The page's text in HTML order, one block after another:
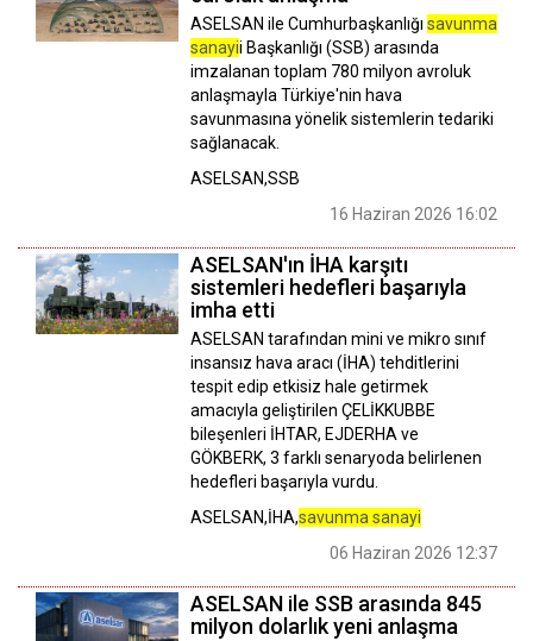
ASELSAN ile Cumhurbaşkanlığı savunma
sanayii Başkanlığı (SSB) arasında
imzalanan toplam 780 milyon avroluk
anlaşmayla Türkiye'nin hava
savunmasına yönelik sistemlerin tedariki
sağlanacak.
ASELSAN,SSB
16 Haziran 2026 16:02
ASELSAN'ın İHA karşıtı
sistemleri hedefleri başarıyla
imha etti
ASELSAN tarafından mini ve mikro sınıf
insansız hava aracı (İHA) tehditlerini
tespit edip etkisiz hale getirmek
amacıyla geliştirilen ÇELİKKUBBE
bileşenleri İHTAR, EJDERHA ve
GÖKBERK, 3 farklı senaryoda belirlenen
hedefleri başarıyla vurdu.
ASELSAN,İHA,savunma sanayi
06 Haziran 2026 12:37
ASELSAN ile SSB arasında 845
milyon dolarlık yeni anlaşma